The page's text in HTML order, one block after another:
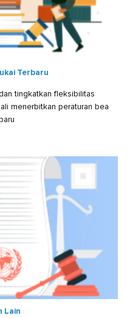
Terbaru
tingkatkan fleksibilitas
menerbitkan peraturan bea
Lain